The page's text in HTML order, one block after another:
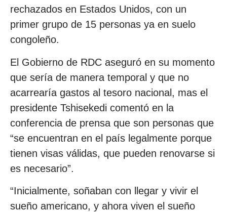
rechazados en Estados Unidos, con un
primer grupo de 15 personas ya en suelo
congoleño.
El Gobierno de RDC aseguró en su momento
que sería de manera temporal y que no
acarrearía gastos al tesoro nacional, mas el
presidente Tshisekedi comentó en la
conferencia de prensa que son personas que
“se encuentran en el país legalmente porque
tienen visas válidas, que pueden renovarse si
es necesario”.
“Inicialmente, soñaban con llegar y vivir el
sueño americano, y ahora viven el sueño